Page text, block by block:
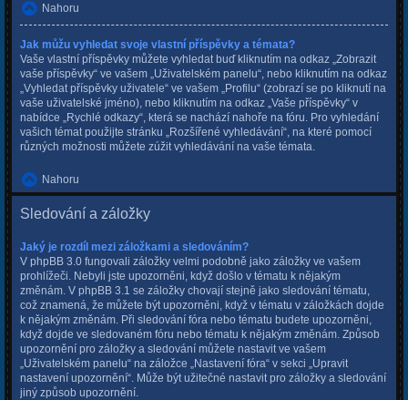
Nahoru
Jak můžu vyhledat svoje vlastní příspěvky a témata?
Vaše vlastní příspěvky můžete vyhledat buď kliknutím na odkaz „Zobrazit
vaše příspěvky“ ve vašem „Uživatelském panelu“, nebo kliknutím na odkaz
„Vyhledat příspěvky uživatele“ ve vašem „Profilu“ (zobrazí se po kliknutí na
vaše uživatelské jméno), nebo kliknutím na odkaz „Vaše příspěvky“ v
nabídce „Rychlé odkazy“, která se nachází nahoře na fóru. Pro vyhledání
vašich témat použijte stránku „Rozšířené vyhledávání“, na které pomocí
různých možnosti můžete zúžit vyhledávání na vaše témata.
Nahoru
Sledování a záložky
Jaký je rozdíl mezi záložkami a sledováním?
V phpBB 3.0 fungovali záložky velmi podobně jako záložky ve vašem
prohlížeči. Nebyli jste upozorněni, když došlo v tématu k nějakým
změnám. V phpBB 3.1 se záložky chovají stejně jako sledování tématu,
což znamená, že můžete být upozorněni, když v tématu v záložkách dojde
k nějakým změnám. Při sledování fóra nebo tématu budete upozorněni,
když dojde ve sledovaném fóru nebo tématu k nějakým změnám. Způsob
upozornění pro záložky a sledování můžete nastavit ve vašem
„Uživatelském panelu“ na záložce „Nastavení fóra“ v sekci „Upravit
nastavení upozornění“. Může být užitečné nastavit pro záložky a sledování
jiný způsob upozornění.